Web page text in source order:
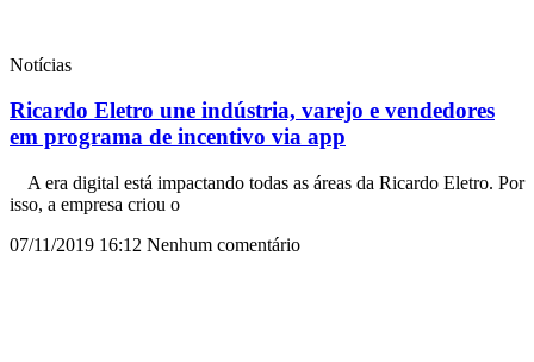
Notícias
Ricardo Eletro une indústria, varejo e vendedores
em programa de incentivo via app
A era digital está impactando todas as áreas da Ricardo Eletro. Por
isso, a empresa criou o
07/11/2019 16:12 Nenhum comentário